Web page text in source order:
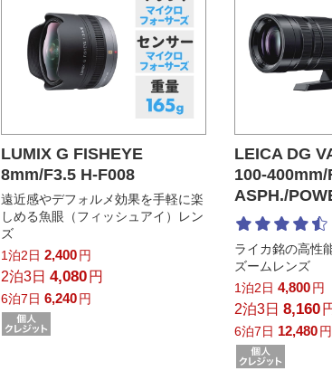
LUMIX G FISHEYE
8mm/F3.5 H-F008
遠近感やデフォルメ効果を手軽に楽
しめる魚眼（フィッシュアイ）レン
ズ
1泊2日 2,400 円
2泊3日 4,080 円
6泊7日 6,240 円
LEICA DG
100-400mm/
ASPH./
ライカ銘の高性
ズームレンズ
1泊2日 4,800円
2泊3日 8,160
6泊7日 12,480円